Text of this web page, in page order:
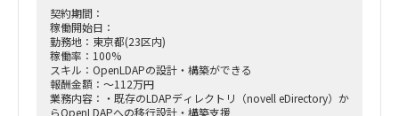
契約期間：
稼働開始日：
勤務地：東京都(23区内)
稼働率：100%
スキル：OpenLDAPの設計・構築ができる
報酬金額：～112万円
業務内容：・既存のLDAPディレクトリ（novell eDirectory）か
らOpenLDAPへの移行設計・構築支援